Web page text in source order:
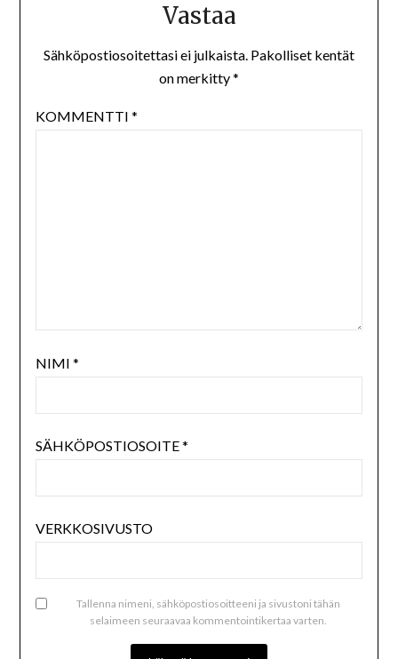
Vastaa
Sähköpostiosoitettasi ei julkaista. Pakolliset kentät
on merkitty*
KOMMENTTI *
NIMI *
SÄHKÖPOSTIOSOITE*
VERKKOSIVUSTO
Tallenna nimeni, sähköpostiosoitteeni ja sivustoni tähän
selaimeen seuraavaa kommentointikertaa varten.